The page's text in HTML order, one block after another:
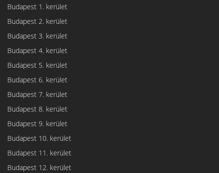
Budapest 1. kerület
Budapest 2. kerület
Budapest 3. kerület
Budapest 4. kerület
Budapest 5. kerület
Budapest 6. kerület
Budapest 7. kerület
Budapest 8. kerület
Budapest 9. kerület
Budapest 10. kerület
Budapest 11. kerület
Budapest 12. kerület